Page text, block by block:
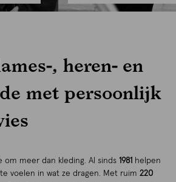
, heren- en
met persoonlijk
om meer dan kleding. Al sinds 1981 helpen
voelen in wat ze dragen. Met ruim 220